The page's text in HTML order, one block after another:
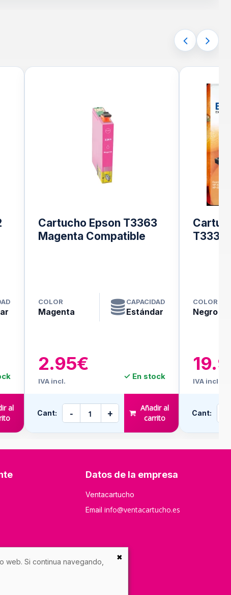
al
Cartucho Epson T3363
Magenta Compatible
COLOR
Magenta
CAPACIDAD
Estándar
2.95€
IVA incl. ✓ En stock
Cant: - +
Añadir al
carrito
T3331
COLOR
Negro
IVA incl.
Cant:
Datos de la empresa
Ventacartucho
Email info@ventacartucho.es
✖
web. Si continua navegando,